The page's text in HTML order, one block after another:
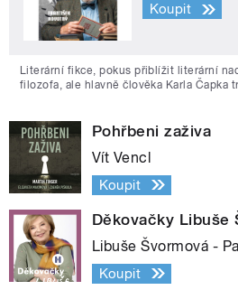
Koupit
Literární fikce, pokus přiblížit literární
filozofa, ale hlavně člověka Karla Čapka
Pohřbeni zaživa
Vít Vencl
Koupit
Děkovačky Libuše
Libuše Švormová -
Koupit